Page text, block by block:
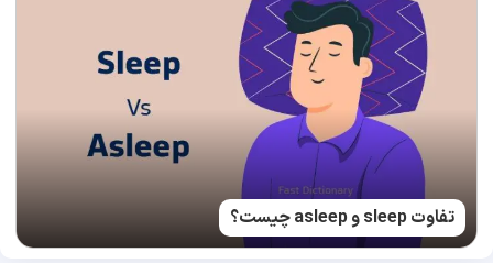
تفاوت sleep و asleep چیست؟